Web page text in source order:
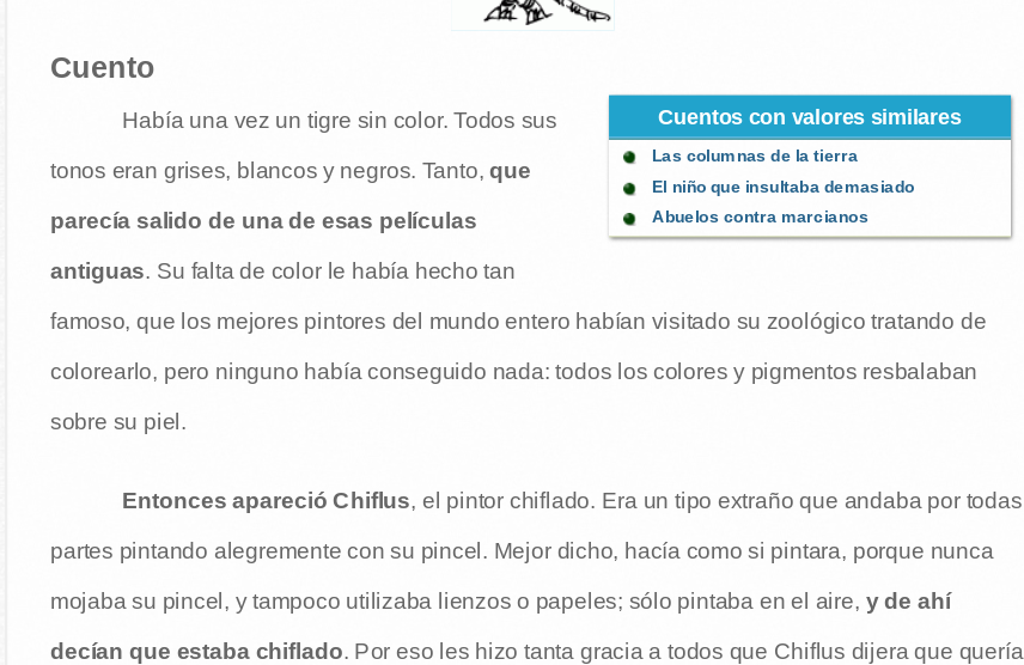
Cuento
Cuentos con valores similares
Las columnas de la tierra
El niño que insultaba demasiado
Abuelos contra marcianos
Había una vez un tigre sin color. Todos sus
tonos eran grises, blancos y negros. Tanto, que
parecía salido de una de esas películas
antiguas. Su falta de color le había hecho tan
famoso, que los mejores pintores del mundo entero habían visitado su zoológico tratando de
colorearlo, pero ninguno había conseguido nada: todos los colores y pigmentos resbalaban
sobre su piel.
Entonces apareció Chiflus, el pintor chiflado. Era un tipo extraño que andaba por todas
partes pintando alegremente con su pincel. Mejor dicho, hacía como si pintara, porque nunca
mojaba su pincel, y tampoco utilizaba lienzos o papeles; sólo pintaba en el aire, y de ahí
decían que estaba chiflado. Por eso les hizo tanta gracia a todos que Chiflus dijera que quería